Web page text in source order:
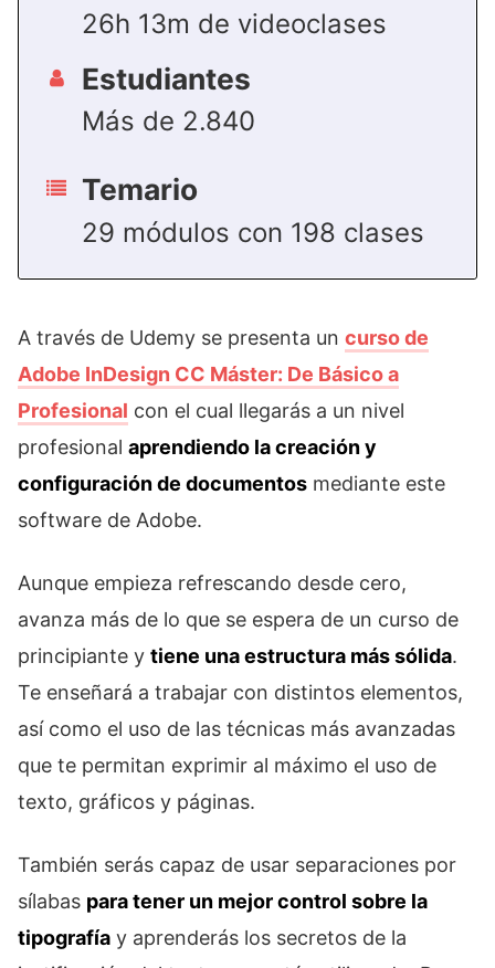
26h 13m de videoclases
Estudiantes
Más de 2.840
Temario
29 módulos con 198 clases
A través de Udemy se presenta un curso de
Adobe InDesign CC Máster: De Básico a
Profesional con el cual llegarás a un nivel
profesional aprendiendo la creación y
configuración de documentos mediante este
software de Adobe.
Aunque empieza refrescando desde cero,
avanza más de lo que se espera de un curso de
principiante y tiene una estructura más sólida.
Te enseñará a trabajar con distintos elementos,
así como el uso de las técnicas más avanzadas
que te permitan exprimir al máximo el uso de
texto, gráficos y páginas.
También serás capaz de usar separaciones por
sílabas para tener un mejor control sobre la
tipografía y aprenderás los secretos de la